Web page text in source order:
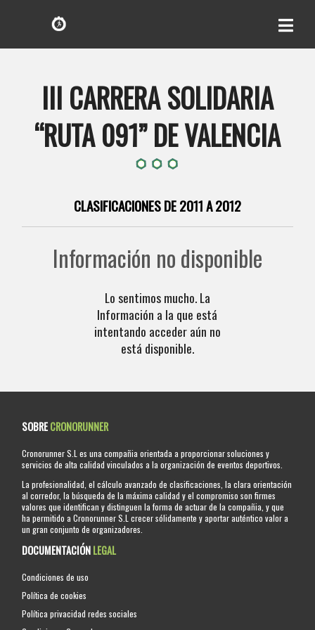
III CARRERA SOLIDARIA
“RUTA 091” DE VALENCIA
CLASIFICACIONES DE 2011 A 2012
Información no disponible
Lo sentimos mucho. La
Información a la que está
intentando acceder aún no
está disponible.
SOBRECRONORUNNER
Cronorunner S.L es una compañia orientada a proporcionar soluciones y
servicios de alta calidad vinculados a la organización de eventos deportivos.
La profesionalidad, el cálculo avanzado de clasificaciones, la clara orientación
al corredor, la búsqueda de la máxima calidad y el compromiso son firmes
valores que identifican y distinguen la forma de actuar de la compañia, y que
ha permitido a Cronorunner S.L crecer sólidamente y aportar auténtico valor a
un gran conjunto de organizadores.
DOCUMENTACIÓNLEGAL
Condiciones de uso
Política de cookies
Política privacidad redes sociales